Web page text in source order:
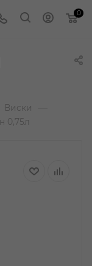
0
Виски
0,75л